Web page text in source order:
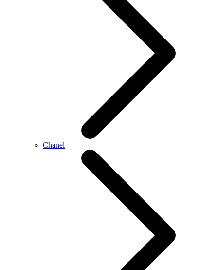
Chanel